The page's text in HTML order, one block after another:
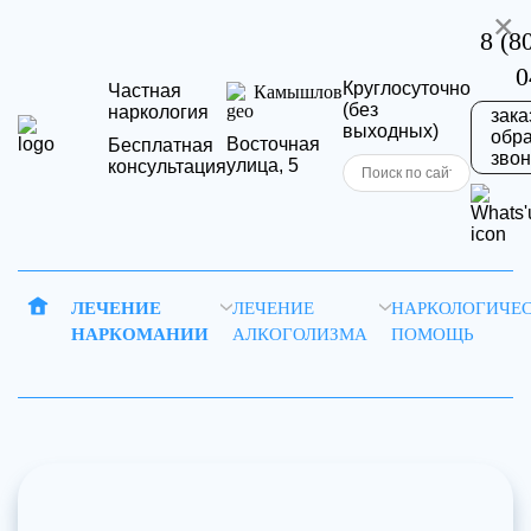
Частная
наркология
Бесплатная
консультация
Камышлов
Восточная
улица, 5
Круглосуточно
(без
выходных)
8
ЛЕЧЕНИЕ
НАРКОМАНИИ
ЛЕЧЕНИЕ
АЛКОГОЛИЗМА
ПОМОЩЬ
Запись
Ваша
Отправить
×